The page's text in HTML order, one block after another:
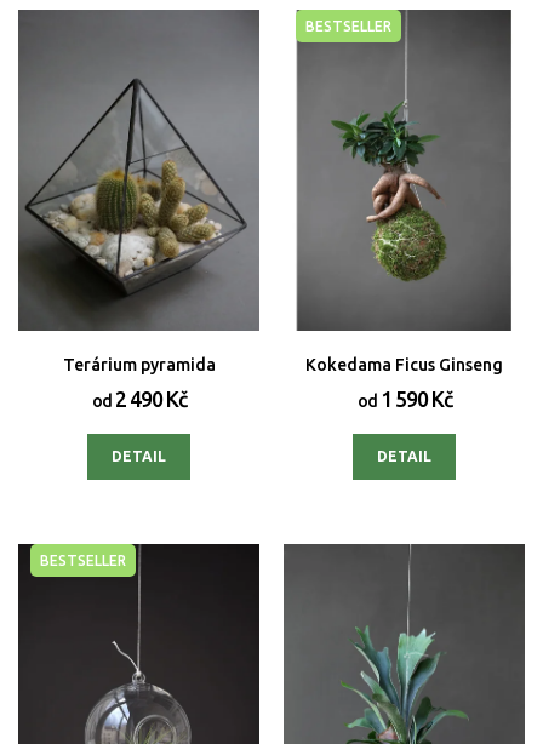
Terárium pyramida
od2 490 Kč
DETAIL
BESTSELLER
Kokedama Ficus Ginseng
od1 590 Kč
DETAIL
BESTSELLER